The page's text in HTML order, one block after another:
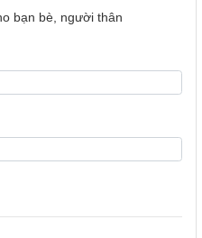
bạn bè, người thân